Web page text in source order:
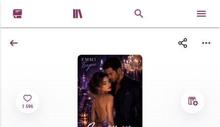
 
1 596